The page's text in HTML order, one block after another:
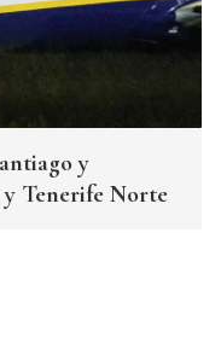
y
y Tenerife Norte